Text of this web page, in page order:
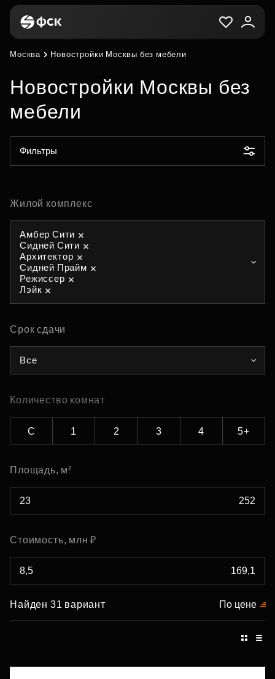
Москва Новостройки Москвы без мебели
Новостройки Москвы без
мебели
Фильтры
Жилой комплекс
Амбер Сити
Сидней Сити
Архитектор
Сидней Прайм
Режиссер
Лэйк
Срок сдачи
Все
Количество комнат
С 1 2 3 4 5+
Площадь, м²
Стоимость, млн ₽
Найден 31 вариант По цене